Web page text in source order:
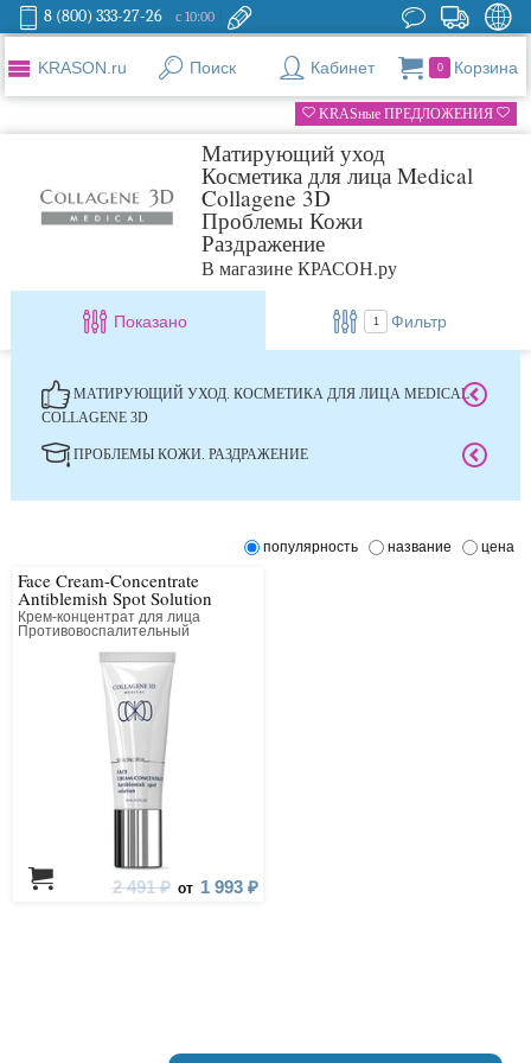
8 (800) 333-27-26 с 10:00
KRASON.ru Поиск Кабинет 0 Корзина
KRASные ПРЕДЛОЖЕНИЯ
Матирующий уход
Косметика для лица Medical
Collagene 3D
Проблемы Кожи
Раздражение
В магазине КРАСОН.ру
Показано 1 Фильтр
МАТИРУЮЩИЙ УХОД. КОСМЕТИКА ДЛЯ ЛИЦА MEDICAL
COLLAGENE 3D
ПРОБЛЕМЫ КОЖИ. РАЗДРАЖЕНИЕ
популярность название цена
Face Cream-Concentrate
Antiblemish Spot Solution
Крем-концентрат для лица
Противовоспалительный
2 491 ₽ от 1 993 ₽